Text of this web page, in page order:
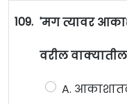
109. 'मग त्यावर
वरील
A.